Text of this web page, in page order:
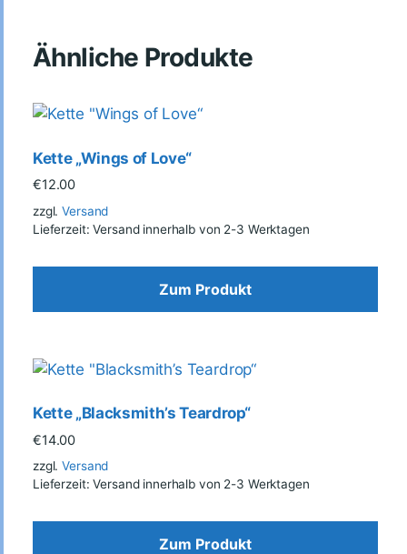
Ähnliche Produkte
Kette „Wings of Love“
€12.00
zzgl.Versand
Lieferzeit: Versand innerhalb von 2-3 Werktagen
Zum Produkt
Kette „Blacksmith’s Teardrop“
€14.00
zzgl.Versand
Lieferzeit: Versand innerhalb von 2-3 Werktagen
Zum Produkt